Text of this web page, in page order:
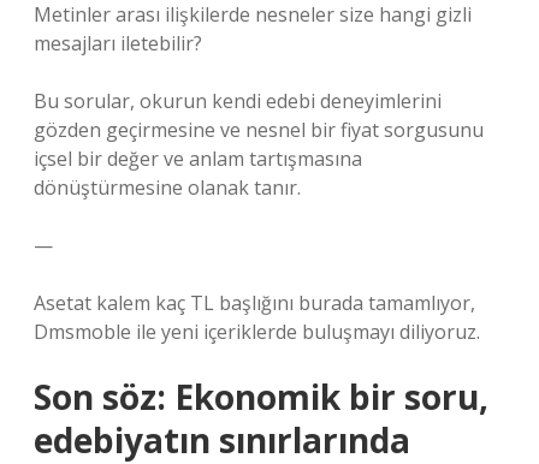
Metinler arası ilişkilerde nesneler size hangi gizli
mesajları iletebilir?
Bu sorular, okurun kendi edebi deneyimlerini
gözden geçirmesine ve nesnel bir fiyat sorgusunu
içsel bir değer ve anlam tartışmasına
dönüştürmesine olanak tanır.
—
Asetat kalem kaç TL başlığını burada tamamlıyor,
Dmsmoble ile yeni içeriklerde buluşmayı diliyoruz.
Son söz: Ekonomik bir soru,
edebiyatın sınırlarında